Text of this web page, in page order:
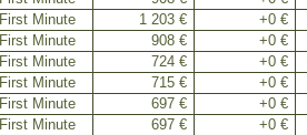
First Minute 1 203 € +0 €
First Minute 908 € +0 €
First Minute 724 € +0 €
First Minute 715 € +0 €
First Minute 697 € +0 €
First Minute 697 € +0 €